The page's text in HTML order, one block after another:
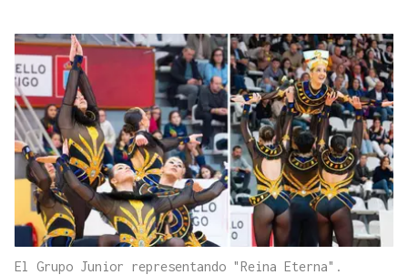
El Grupo Junior representando "Reina Eterna".